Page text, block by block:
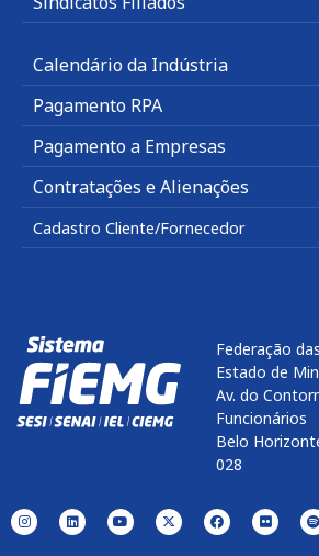
Calendário da Indústria
Pagamento RPA
Pagamento a Empresas
Contratações e Alienações
Cadastro Cliente/Fornecedor
Federação
Estado de
Av. do
Funcionários
Belo
028